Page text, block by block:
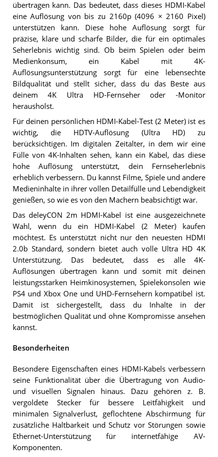
übertragen kann. Das bedeutet, dass dieses HDMI-Kabel
eine Auflösung von bis zu 2160p (4096 × 2160 Pixel)
unterstützen kann. Diese hohe Auflösung sorgt für
präzise, klare und scharfe Bilder, die für ein optimales
Seherlebnis wichtig sind. Ob beim Spielen oder beim
Medienkonsum, ein Kabel mit 4K-
Auflösungsunterstützung sorgt für eine lebensechte
Bildqualität und stellt sicher, dass du das Beste aus
deinem 4K Ultra HD-Fernseher oder -Monitor
herausholst.
Für deinen persönlichen HDMI-Kabel-Test (2 Meter) ist es
wichtig, die HDTV-Auflösung (Ultra HD) zu
berücksichtigen. Im digitalen Zeitalter, in dem wir eine
Fülle von 4K-Inhalten sehen, kann ein Kabel, das diese
hohe Auflösung unterstützt, dein Fernseherlebnis
erheblich verbessern. Du kannst Filme, Spiele und andere
Medieninhalte in ihrer vollen Detailfülle und Lebendigkeit
genießen, so wie es von den Machern beabsichtigt war.
Das deleyCON 2m HDMI-Kabel ist eine ausgezeichnete
Wahl, wenn du ein HDMI-Kabel (2 Meter) kaufen
möchtest. Es unterstützt nicht nur den neuesten HDMI
2.0b Standard, sondern bietet auch volle Ultra HD 4K
Unterstützung. Das bedeutet, dass es alle 4K-
Auflösungen übertragen kann und somit mit deinen
leistungsstarken Heimkinosystemen, Spielekonsolen wie
PS4 und Xbox One und UHD-Fernsehern kompatibel ist.
Damit ist sichergestellt, dass du Inhalte in der
bestmöglichen Qualität und ohne Kompromisse ansehen
kannst.
Besonderheiten
Besondere Eigenschaften eines HDMI-Kabels verbessern
seine Funktionalität über die Übertragung von Audio-
und visuellen Signalen hinaus. Dazu gehören z. B.
vergoldete Stecker für bessere Leitfähigkeit und
minimalen Signalverlust, geflochtene Abschirmung für
zusätzliche Haltbarkeit und Schutz vor Störungen sowie
Ethernet-Unterstützung für internetfähige AV-
Komponenten.